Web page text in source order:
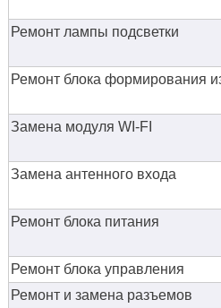
Ремонт лампы подсветки
Ремонт блока формирования
Замена модуля WI-FI
Замена антенного входа
Ремонт блока питания
Ремонт блока управления
Ремонт и замена разъемов